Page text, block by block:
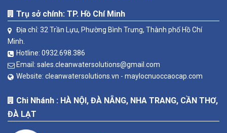
Trụ sở chính: TP. Hồ Chí Minh
Địa chỉ: 32 Trần Lựu, Phường Bình Trưng, Thành phố Hồ Chí
Minh.
Hotline: 0932.698.386
Email: sales.cleanwatersolutions@gmail.com
Website: cleanwatersolutions.vn - maylocnuoccaocap.com
Chi Nhánh : HÀ NỘI, ĐÀ NẴNG, NHA TRANG, CẦN THƠ,
ĐÀ LẠT